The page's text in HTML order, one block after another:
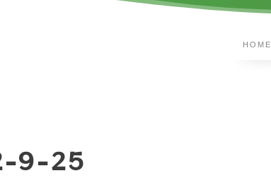
HOME
9-25